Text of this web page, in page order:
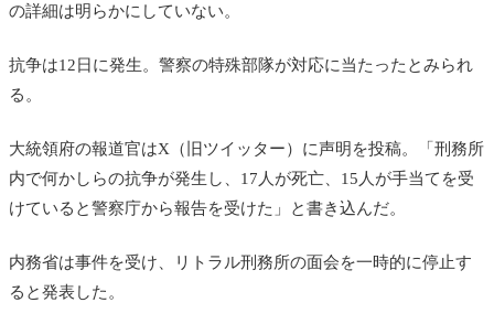
の詳細は明らかにしていない。
抗争は12日に発生。 警察の特殊部隊が対応に当たったとみられ
る。
大統領府の報道官はX（旧ツイッター）に声明を投稿。「刑務所
内で何かしらの抗争が発生し、17人が死亡、15人が手当てを受
けていると警察庁から報告を受けた」と書き込んだ。
内務省は事件を受け、リトラル刑務所の面会を一時的に停止す
ると発表した。